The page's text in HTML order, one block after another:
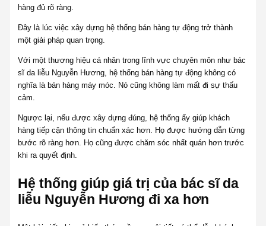
hàng đủ rõ ràng.
Đây là lúc việc xây dựng hệ thống bán hàng tự động trở thành
một giải pháp quan trọng.
Với một thương hiệu cá nhân trong lĩnh vực chuyên môn như bác
sĩ da liễu Nguyễn Hương, hệ thống bán hàng tự động không có
nghĩa là bán hàng máy móc. Nó cũng không làm mất đi sự thấu
cảm.
Ngược lại, nếu được xây dựng đúng, hệ thống ấy giúp khách
hàng tiếp cận thông tin chuẩn xác hơn. Họ được hướng dẫn từng
bước rõ ràng hơn. Họ cũng được chăm sóc nhất quán hơn trước
khi ra quyết định.
Hệ thống giúp giá trị của bác sĩ da
liễu Nguyễn Hương đi xa hơn